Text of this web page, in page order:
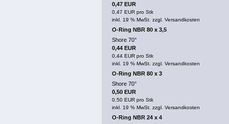
0,47 EUR
0,47 EUR pro Stk
inkl. 19 % MwSt. zzgl. Versandkosten
O-Ring NBR 80 x 3,5
Shore 70°
0,44 EUR
0,44 EUR pro Stk
inkl. 19 % MwSt. zzgl. Versandkosten
O-Ring NBR 80 x 3
Shore 70°
0,50 EUR
0,50 EUR pro Stk
inkl. 19 % MwSt. zzgl. Versandkosten
O-Ring NBR 24 x 4